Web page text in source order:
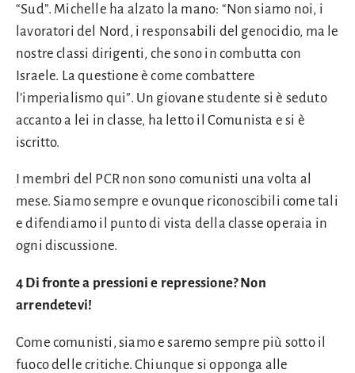
“Sud”. Michelle ha alzato la mano: “Non siamo noi, i
lavoratori del Nord, i responsabili del genocidio, ma le
nostre classi dirigenti, che sono in combutta con
Israele. La questione è come combattere
l’imperialismo qui”. Un giovane studente si è seduto
accanto a lei in classe, ha letto il Comunista e si è
iscritto.
I membri del PCR non sono comunisti una volta al
mese. Siamo sempre e ovunque riconoscibili come tali
e difendiamo il punto di vista della classe operaia in
ogni discussione.
4 Di fronte a pressioni e repressione? Non
arrendetevi!
Come comunisti, siamo e saremo sempre più sotto il
fuoco delle critiche. Chiunque si opponga alle